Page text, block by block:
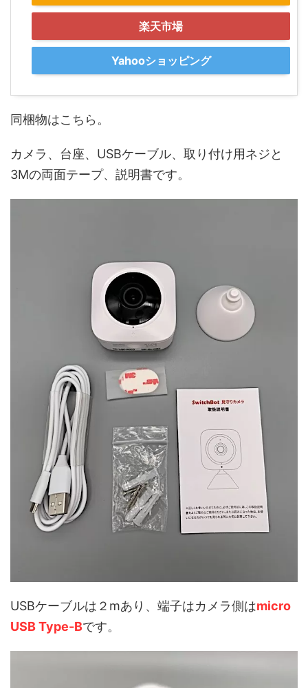
楽天市場
Yahooショッピング
同梱物はこちら。
カメラ、台座、USBケーブル、取り付け用ネジと
3Mの両面テープ、説明書です。
USBケーブルは２mあり、端子はカメラ側はmicro
USB Type-Bです。